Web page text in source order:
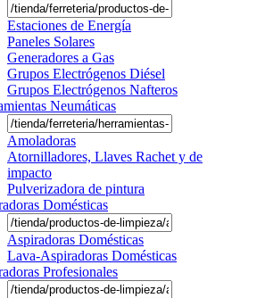
Estaciones de Energía
Paneles Solares
Generadores a Gas
Grupos Electrógenos Diésel
Grupos Electrógenos Nafteros
Neumáticas
Amoladoras
Atornilladores, Llaves Rachet y de
impacto
Pulverizadora de pintura
Domésticas
Aspiradoras Domésticas
Lava-Aspiradoras Domésticas
Profesionales